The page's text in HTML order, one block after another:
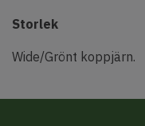
Storlek
Wide/Grönt koppjärn.